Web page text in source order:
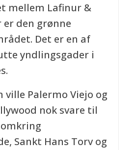
mellem Lafinur &
er den grønne
Det er en af
yndlingsgader i
ville Palermo Viejo og
nok svare til
Sankt Hans Torv og